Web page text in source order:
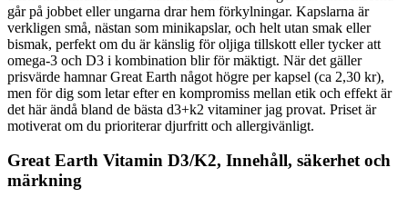
går på jobbet eller ungarna drar hem förkylningar. Kapslarna är
verkligen små, nästan som minikapslar, och helt utan smak eller
bismak, perfekt om du är känslig för oljiga tillskott eller tycker att
omega-3 och D3 i kombination blir för mäktigt. När det gäller
prisvärde hamnar Great Earth något högre per kapsel (ca 2,30 kr),
men för dig som letar efter en kompromiss mellan etik och effekt är
det här ändå bland de bästa d3+k2 vitaminer jag provat. Priset är
motiverat om du prioriterar djurfritt och allergivänligt.
Great Earth Vitamin D3/K2, Innehåll, säkerhet och
märkning